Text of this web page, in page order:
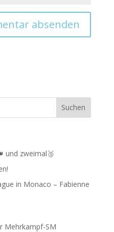
und zweimal🥉
in Monaco – Fabienne
Mehrkampf-SM